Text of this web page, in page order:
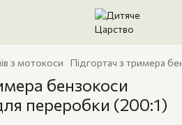
з мотокоси Підгортач з тримера
бензокоси
переробки (200:1)